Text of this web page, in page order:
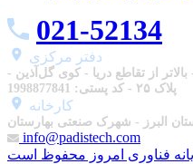
021-52134
دفتر مرکزی
از تقاطع دریا - کوی گل‌آذین -
پلاک ۲۵ - کد پستی: 1998877841
البرز - شهرک صنعتی بهارستان
info@padistech.com